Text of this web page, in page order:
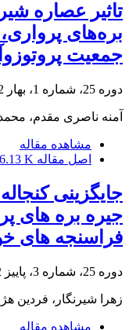
تاثیر عصاره
بره‌های
جمعیت
دوره 25، شماره 1، بهار 1402، صفحه
آمنه ناصری مقدم،
مشاهده مقاله
اصل مقاله K
جایگزینی کنجاله
جیره بره های
فراسنجه های
دوره 25، شماره 3، پاییز 1402، صفحه
زهرا شیرنگار، فردین
مشاهده مقاله